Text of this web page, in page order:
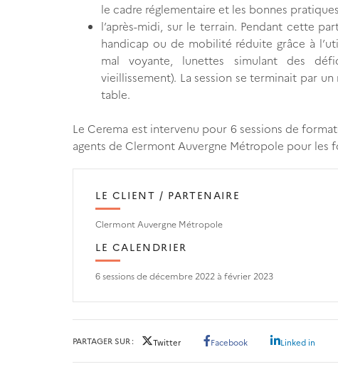
le cadre réglementaire et les bonnes
l’après-midi, sur le terrain. Pendant cette
handicap ou de mobilité réduite grâce à
mal voyante, lunettes simulant des
vieillissement). La session se terminait par
table.
Le Cerema est intervenu pour 6 sessions de
agents de Clermont Auvergne Métropole pour les
LE CLIENT / PARTENAIRE
Clermont Auvergne Métropole
LE CALENDRIER
6 sessions de décembre 2022 à février 2023
PARTAGER SUR Twitter Facebook Linked in